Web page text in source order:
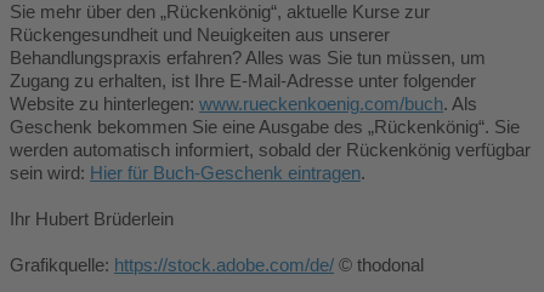
Sie mehr über den „Rückenkönig“, aktuelle Kurse zur
Rückengesundheit und Neuigkeiten aus unserer
Behandlungspraxis erfahren? Alles was Sie tun müssen, um
Zugang zu erhalten, ist Ihre E-Mail-Adresse unter folgender
Website zu hinterlegen: www.rueckenkoenig.com/buch. Als
Geschenk bekommen Sie eine Ausgabe des „Rückenkönig“. Sie
werden automatisch informiert, sobald der Rückenkönig verfügbar
sein wird: Hier für Buch-Geschenk eintragen.
Ihr Hubert Brüderlein
Grafikquelle: https://stock.adobe.com/de/ © thodonal